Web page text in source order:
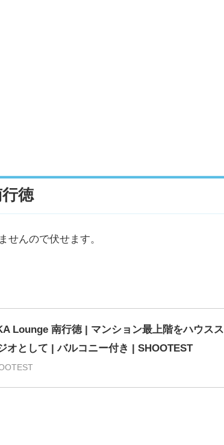
徳
せんので伏せます。
Lounge 南行徳 | マンション最上階をハウスス
オとして | バルコニー付き | SHOOTEST